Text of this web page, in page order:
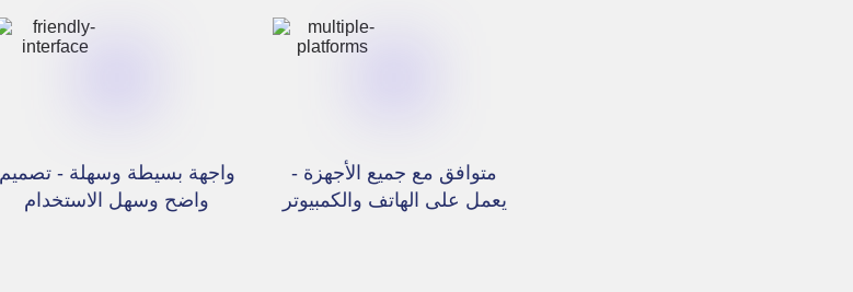
واجهة بسيطة وسهلة - تصميم
واضح وسهل الاستخدام
متوافق مع جميع الأجهزة -
يعمل على الهاتف والكمبيوتر